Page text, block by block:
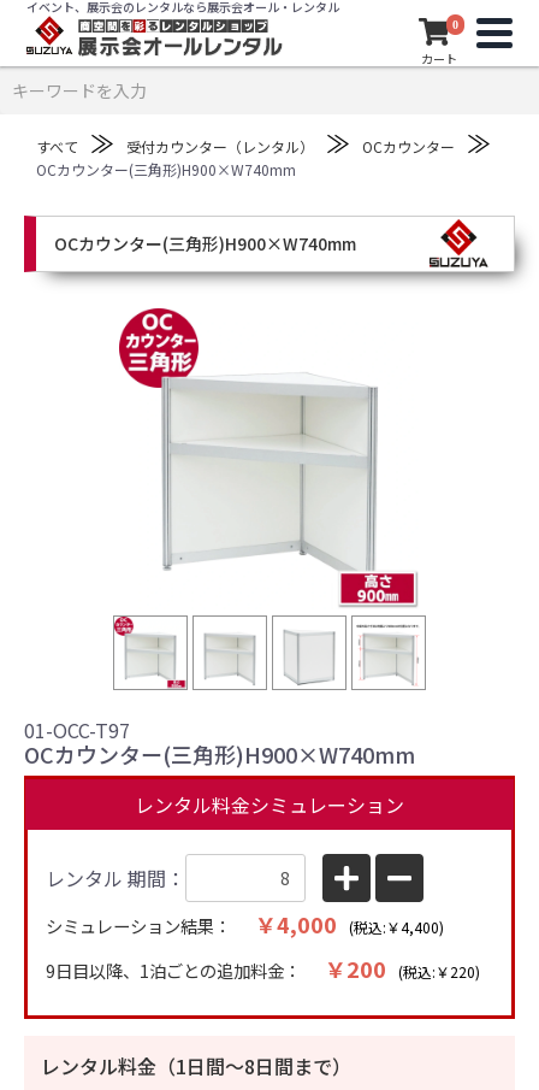
イベント、展示会のレンタルなら展示会オール・レンタル
0
カート
すべて ≫ 受付カウンター（レンタル） ≫ OCカウンター ≫
OCカウンター(三角形)H900×W740mm
OCカウンター(三角形)H900×W740mm
01-OCC-T97
OCカウンター(三角形)H900×W740mm
レンタル料金シミュレーション
レンタル 期間：
シミュレーション結果： ￥4,000 (税込:￥4,400)
9日目以降、1泊ごとの追加料金： ￥200 (税込:￥220)
レンタル料金（1日間〜8日間まで）